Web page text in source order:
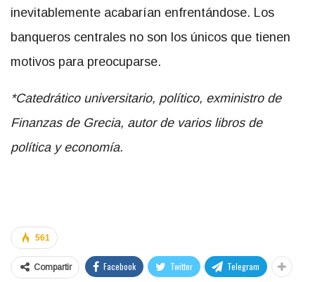
inevitablemente acabarían enfrentándose. Los
banqueros centrales no son los únicos que tienen
motivos para preocuparse.
*Catedrático universitario, político, exministro de
Finanzas de Grecia, autor de varios libros de
política y economía.
561
Compartir Facebook Twitter Telegram